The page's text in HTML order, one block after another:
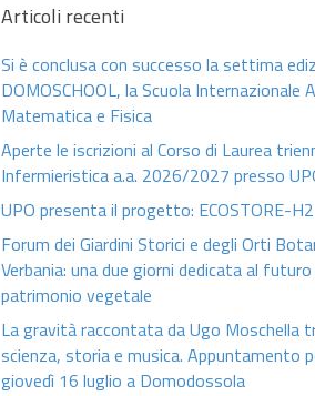
Articoli recenti
Si è conclusa con successo la settima
DOMOSCHOOL, la Scuola Internazionale
Matematica e Fisica
Aperte le iscrizioni al Corso di Laurea
Infermieristica a.a. 2026/2027 presso
UPO presenta il progetto: ECOSTORE-H2
Forum dei Giardini Storici e degli Orti
Verbania: una due giorni dedicata al futuro
patrimonio vegetale
La gravità raccontata da Ugo Moschella
scienza, storia e musica. Appuntamento
giovedì 16 luglio a Domodossola